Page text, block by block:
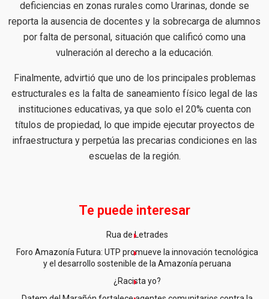
deficiencias en zonas rurales como Urarinas, donde se
reporta la ausencia de docentes y la sobrecarga de alumnos
por falta de personal, situación que calificó como una
vulneración al derecho a la educación.
Finalmente, advirtió que uno de los principales problemas
estructurales es la falta de saneamiento físico legal de las
instituciones educativas, ya que solo el 20% cuenta con
títulos de propiedad, lo que impide ejecutar proyectos de
infraestructura y perpetúa las precarias condiciones en las
escuelas de la región.
Te puede interesar
Rua de Letrades
Foro Amazonía Futura: UTP promueve la innovación tecnológica
y el desarrollo sostenible de la Amazonía peruana
¿Racista yo?